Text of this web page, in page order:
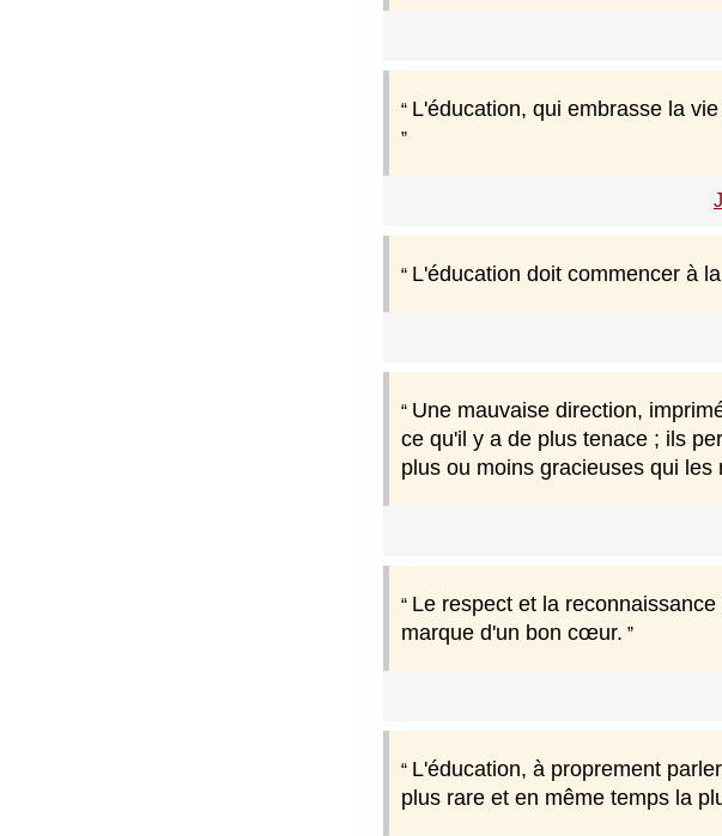
L'éducation, qui embrasse la
L'éducation doit commencer à
Une mauvaise direction,
ce qu'il y a de plus tenace ; ils
plus ou moins gracieuses qui les
Le respect et la
marque d'un bon cœur.
L'éducation, à proprement
plus rare et en même temps la